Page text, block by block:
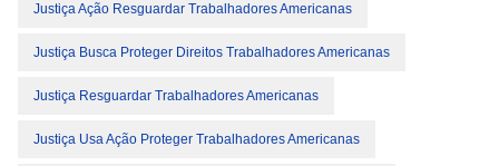
Justiça Ação Resguardar Trabalhadores Americanas
Justiça Busca Proteger Direitos Trabalhadores Americanas
Justiça Resguardar Trabalhadores Americanas
Justiça Usa Ação Proteger Trabalhadores Americanas